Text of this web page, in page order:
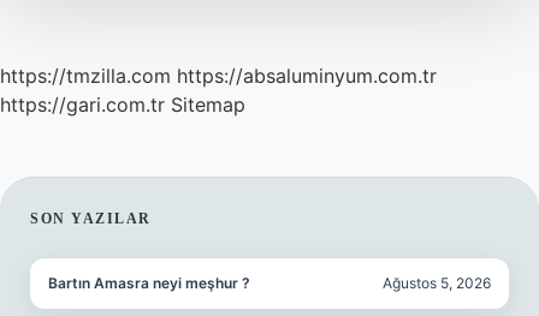
https://tmzilla.com https://absaluminyum.com.tr
https://gari.com.tr Sitemap
SIDEBAR
SON YAZILAR
Bartın Amasra neyi meşhur ? Ağustos 5, 2026